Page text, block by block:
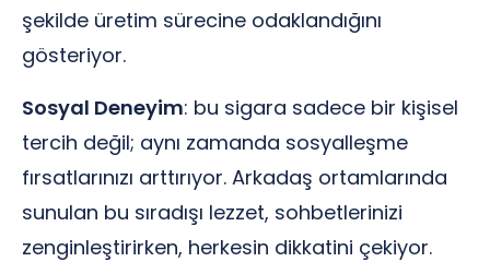
şekilde üretim sürecine odaklandığını
gösteriyor.
Sosyal Deneyim: bu sigara sadece bir kişisel
tercih değil; aynı zamanda sosyalleşme
fırsatlarınızı arttırıyor. Arkadaş ortamlarında
sunulan bu sıradışı lezzet, sohbetlerinizi
zenginleştirirken, herkesin dikkatini çekiyor.